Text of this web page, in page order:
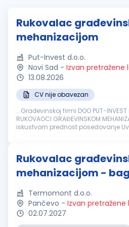
Rukovalac
mehanizacijom
Put-Invest d.o.o.
Novi Sad - Izvan pretražene
13.08.2026
CV nije obavezan
...Građevinskoj firmi DOO PUT-
RUKOVAOCI GRAĐEVINSKOM
iskustvom prednost posedovanje
Rukovalac
mehanizacijom -
Termomont d.o.o.
Pančevo - Izvan pretražene
02.07.2027